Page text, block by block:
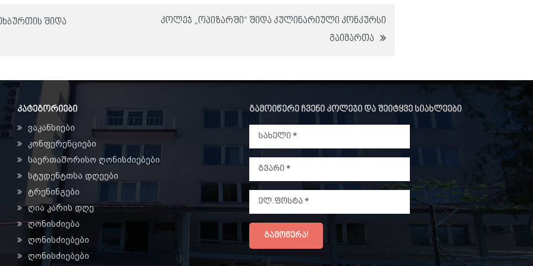
შიდა
კოლეჯ „ოპიზარში“ შიდა კულინარიული კონკურსი
გაიმართა
კატეგორიები
ვაკანსიები
კონფერენციები
საერთაშორისო ღონისძიებები
სტუდენტთსა დღეები
ტრენინგები
ღია კარის დღე
ღონისძიება
ღონისძიებები
ღონისძიებები
გამოიწერე ჩვენი კოლეჯი და შეიტყვე სიახლეები